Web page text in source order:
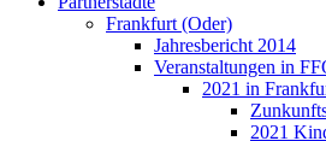
Frankfurt (Oder)
Jahresbericht 2014
Veranstaltungen in
2021 in
2021